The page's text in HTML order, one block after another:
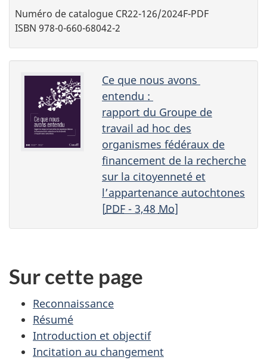
Numéro de catalogue CR22-126/2024F-PDF
ISBN 978-0-660-68042-2
Ce que nous avons
entendu :
rapport du Groupe de
travail ad hoc des
organismes fédéraux de
financement de la recherche
sur la citoyenneté et
l’appartenance autochtones
[PDF- 3,48 Mo]
Sur cette page
Reconnaissance
Résumé
Introduction et objectif
Incitation au changement